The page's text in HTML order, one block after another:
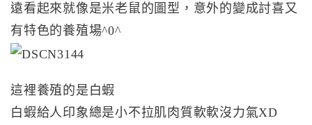
遠看起來就像是米老鼠的圖型，意外的變成討喜又
有特色的養殖場^0^
這裡養殖的是白蝦
白蝦給人印象總是小不拉肌肉質軟軟沒力氣XD